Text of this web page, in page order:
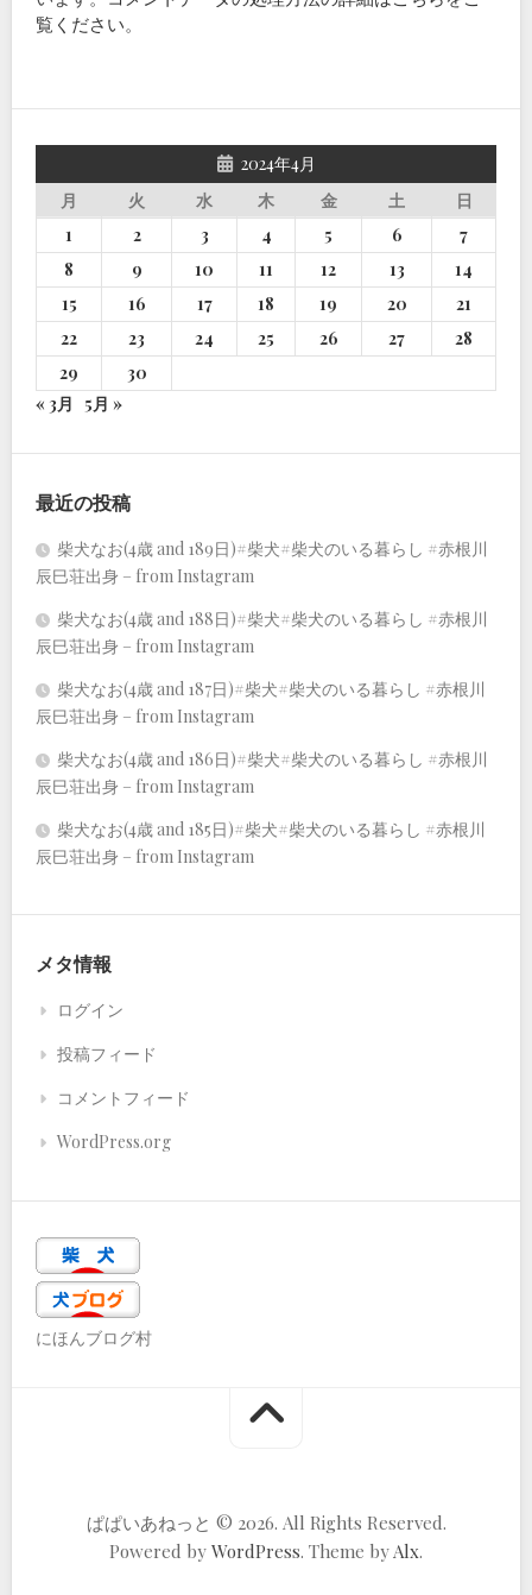
覧ください。
2024年4月
月
火 水 木 金 土
日
1
2 3 4 5 6
7
8
9 10 11 12 13
14
15
16 17 18 19 20
21
22
23 24 25 26 27
28
29
30
« 3月
5月 »
最近の投稿
柴犬なお(4歳 and 189日)#柴犬#柴犬のいる暮らし #赤根川
辰巳荘出身 – from Instagram
柴犬なお(4歳 and 188日)#柴犬#柴犬のいる暮らし #赤根川
辰巳荘出身 – from Instagram
柴犬なお(4歳 and 187日)#柴犬#柴犬のいる暮らし #赤根川
辰巳荘出身 – from Instagram
柴犬なお(4歳 and 186日)#柴犬#柴犬のいる暮らし #赤根川
辰巳荘出身 – from Instagram
柴犬なお(4歳 and 185日)#柴犬#柴犬のいる暮らし #赤根川
辰巳荘出身 – from Instagram
メタ情報
ログイン
投稿フィード
コメントフィード
WordPress.org
にほんブログ村
ぱぱいあねっと © 2026. All Rights Reserved.
Powered by WordPress. Theme byAlx.